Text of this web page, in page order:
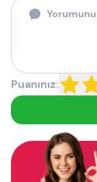
Puanınız: